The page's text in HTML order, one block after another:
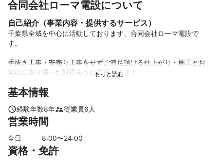
合同会社ローマ電設について
自己紹介（事業内容・提供するサービス）
千葉県全域を中心に活動しております、合同会社ローマ電設で
す。
手抜き工事・安売り工事をせずご満足頂ける仕上がり・施工とお
客様に寄り添った対応をさせて頂きます！
電気設備は、毎日使用する必要不可欠なもの。
底して工事を行います。
る場合もご遠慮なくお問い合わせください。
「合同会社ローマ電設にお願いして良かった」
基本情報
経験年数8年 従業員6 人
営業時間
全日 8:00〜24:00
資格・免許